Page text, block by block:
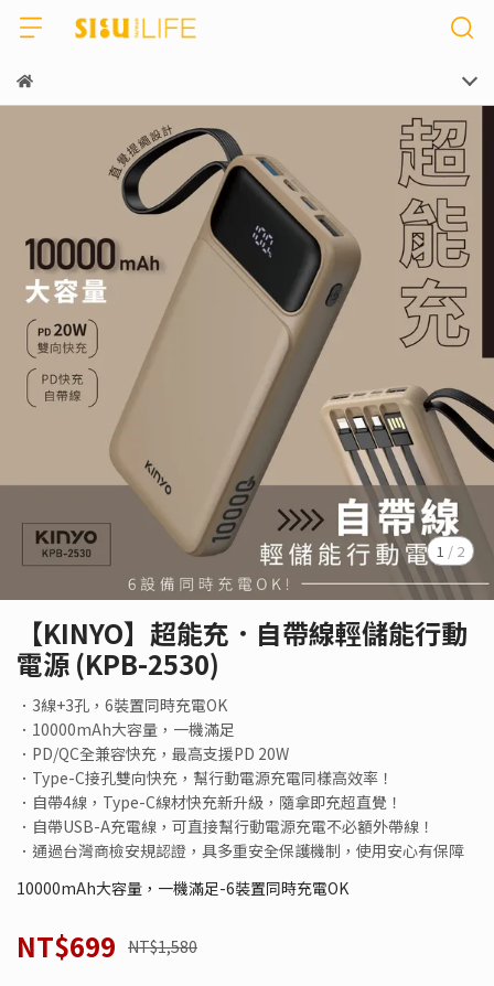
1 / 2
【KINYO】超能充．自帶線輕儲能行動
電源 (KPB-2530)
．3線+3孔，6裝置同時充電OK
．10000mAh大容量，一機滿足
．PD/QC全兼容快充，最高支援PD 20W
．Type-C接孔雙向快充，幫行動電源充電同樣高效率！
．自帶4線，Type-C線材快充新升級，隨拿即充超直覺！
．自帶USB-A充電線，可直接幫行動電源充電不必額外帶線！
．通過台灣商檢安規認證，具多重安全保護機制，使用安心有保障
10000mAh大容量，一機滿足-6裝置同時充電OK
NT$699 NT$1,580